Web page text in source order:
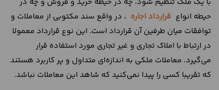
حیطه انواع قرارداد اجاره ، در واقع سند مکتوبی از معاملات و
توافقات میان طرفین آن قرارداد است. این نوع قرارداد معمولا
در ارتباط با املاک تجاری و غیر تجاری مورد استفاده قرار
می‌گیرد. معاملات ملکی به اندازه‌ای متداول و پر کاربرد هستند
که تقریبا کسی را پیدا نمی‌کنید که شاهد این معاملات نباشد.